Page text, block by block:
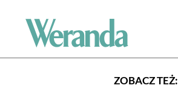
ZOBACZ TEŻ: